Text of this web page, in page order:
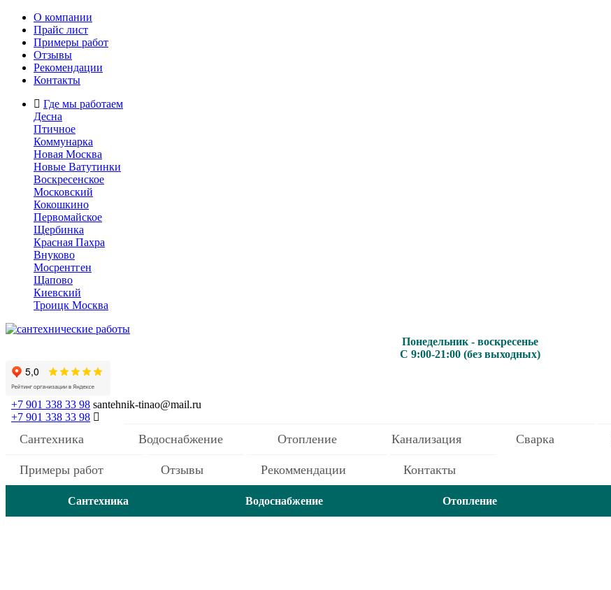
О компании
Прайс лист
Примеры работ
Отзывы
Рекомендации
Контакты
Где мы работаем
Десна
Птичное
Коммунарка
Новая Москва
Новые Ватутинки
Воскресенское
Московский
Кокошкино
Первомайское
Щербинка
Красная Пахра
Внуково
Мосрентген
Щапово
Киевский
Троицк Москва
Понедельник - воскресенье
С 9:00-21:00 (без выходных)
+7 901 338 33 98 santehnik-tinao@mail.ru
+7 901 338 33 98
Сантехника Водоснабжение Отопление Канализация Сварка
Примеры работ Отзывы Рекоммендации Контакты
Сантехника Водоснабжение Отопление